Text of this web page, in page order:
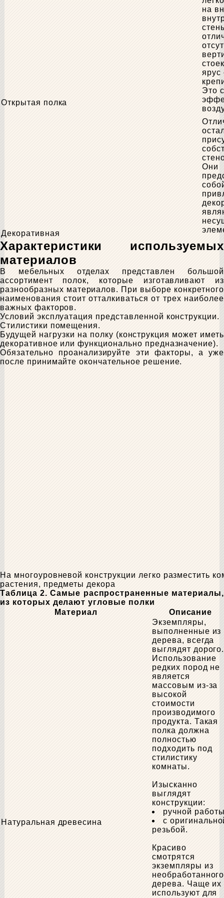
Открытая полка
на
ярус
Это
Декоративная
Они
Характеристики используемых
материалов
В мебельных отделах представлен большой
ассортимент полок, которые изготавливают из
разнообразных материалов. При выборе конкретного
наименования стоит отталкиваться от трех наиболее
важных факторов.
Условий эксплуатация представленной конструкции.
Стилистики помещения.
Будущей нагрузки на полку (конструкция может иметь
декоративное или функционально предназначение).
Обязательно проанализируйте эти факторы, а уже
после принимайте окончательное решение.
На многоуровневой конструкции легко разместить
растения, предметы декора
Таблица 2. Самые распространенные материалы,
из которых делают угловые полки
Материал
Описание
Натуральная древесина
Экземпляры,
выполненные из
дерева, всегда
выглядят дорого.
Использование
редких пород не
является
массовым из-за
высокой
стоимости
производимого
продукта. Такая
полка должна
полностью
подходить под
стилистику
комнаты.
Изысканно
выглядят
конструкции:
ручной
с
резьбой.
Красиво
смотрятся
экземпляры из
необработанного
дерева. Чаще их
используют для